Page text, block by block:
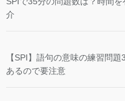
介
【SPI】語句の意味の練習問
あるので要注意